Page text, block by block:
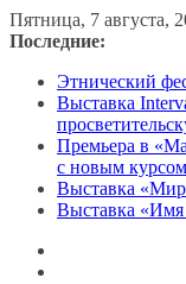
Перейти
к
Пятница, 7 августа,
Последние:
Этнический
Выставка
Премьера в
с новым
Выставка «Мир
Выставка «Имя